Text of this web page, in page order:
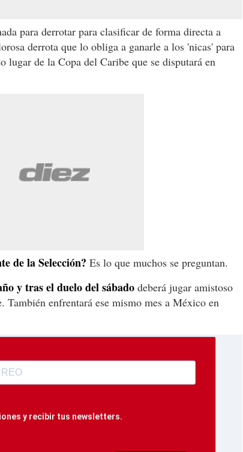
para derrotar para clasificar de forma directa a
derrota que lo obliga a ganarle a los 'nicas' para
lugar de la Copa del Caribe que se disputará en
de la Selección? Es lo que muchos se preguntan.
y tras el duelo del sábado deberá jugar amistoso
También enfrentará ese mismo mes a México en
y recibir tus newsletters.